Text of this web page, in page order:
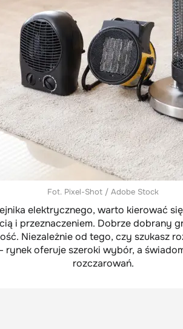
Fot. Pixel-Shot / Adobe Stock
elektrycznego, warto kierować
i przeznaczeniem. Dobrze dobrany
Niezależnie od tego, czy szukasz
rynek oferuje szeroki wybór, a
rozczarowań.